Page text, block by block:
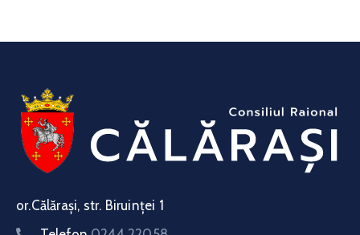
or.Călărași, str. Biruinței 1